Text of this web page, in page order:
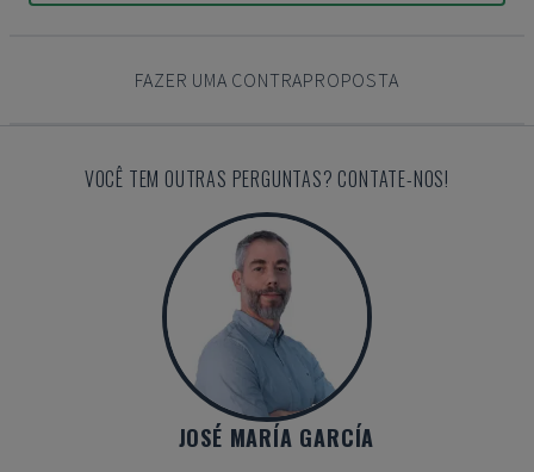
FAZER UMA CONTRAPROPOSTA
VOCÊ TEM OUTRAS PERGUNTAS? CONTATE-NOS!
JOSÉ MARÍA GARCÍA